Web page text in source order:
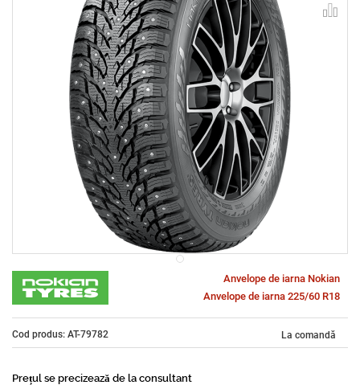
Anvelope de iarna Nokian
Anvelope de iarna 225/60 R18
Cod produs: AT-79782 La comandă
Prețul se precizează de la consultant